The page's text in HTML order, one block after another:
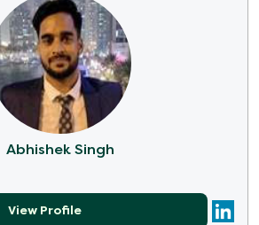
Abhishek Singh
View Profile